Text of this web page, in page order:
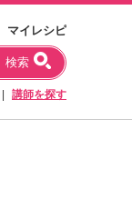
マイレシピ
検索
講師を探す